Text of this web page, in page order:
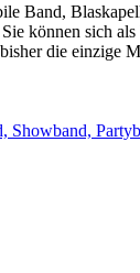
Band,
können sich
die einzige